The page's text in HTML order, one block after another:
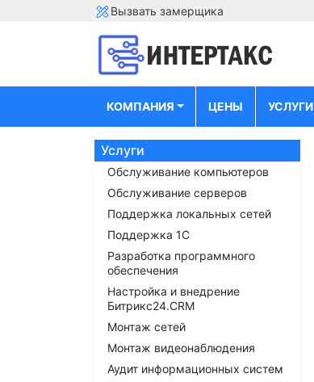
Вызвать замерщика
КОМПАНИЯ ЦЕНЫ УСЛУГИ
Услуги
Обслуживание компьютеров
Обслуживание серверов
Поддержка локальных сетей
Поддержка 1С
Разработка программного
обеспечения
Настройка и внедрение
Битрикс24.CRM
Монтаж сетей
Монтаж видеонаблюдения
Аудит информационных систем